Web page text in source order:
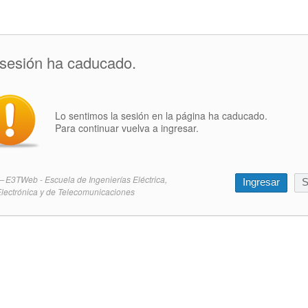
ha caducado.
Lo sentimos la sesión en la página ha caducado.
Para continuar vuelva a ingresar.
E3TWeb - Escuela de Ingenierías Eléctrica,
y de Telecomunicaciones
Ingresar